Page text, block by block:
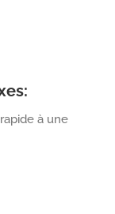
à une